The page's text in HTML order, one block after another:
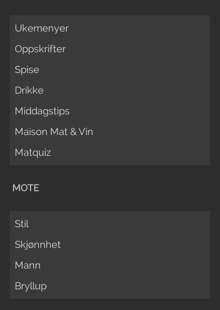
Ukemenyer
Oppskrifter
Spise
Drikke
Middagstips
Maison Mat & Vin
Matquiz
MOTE
Stil
Skjønnhet
Mann
Bryllup